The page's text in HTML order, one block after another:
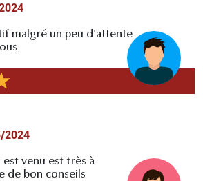
malgré un peu d'attente
2024
est venu est très à
de bon conseils